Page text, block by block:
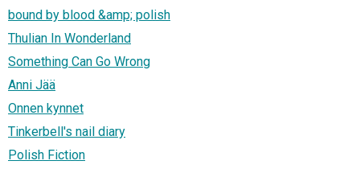
bound by blood &amp; polish
Thulian In Wonderland
Something Can Go Wrong
Anni Jää
Onnen kynnet
Tinkerbell's nail diary
Polish Fiction